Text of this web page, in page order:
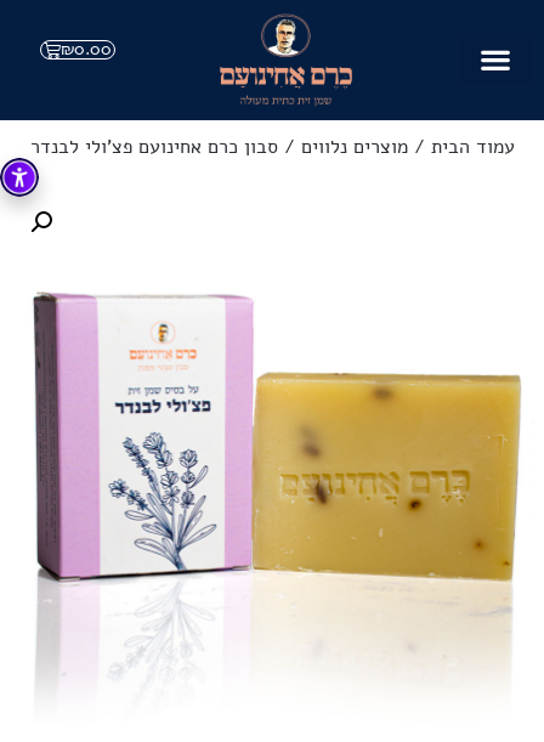
₪0.00
עמוד הבית /מוצרים נלווים / סבון כרם אחינועם פצ'ולי לבנדר